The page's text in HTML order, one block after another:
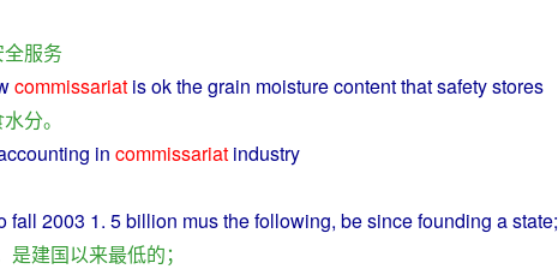
全服务
commissariat is okthegrain moisture content thatsafetystores
水分。
in commissariat industry
fall 2003 1. 5 billion musthefollowing, besince founding astate;
是建国以来最低的；